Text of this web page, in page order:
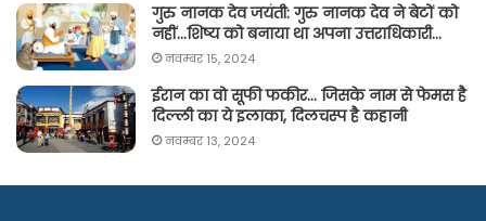
गुरु नानक देव जयंती: गुरु नानक देव ने बेटों को
नहीं…शिष्य को बनाया था अपना उत्तराधिकारी…
नवम्बर 15, 2024
ईरान का वो सूफी फकीर… जिसके नाम से फेमस है
दिल्ली का ये इलाका, दिलचस्प है कहानी
नवम्बर 13, 2024